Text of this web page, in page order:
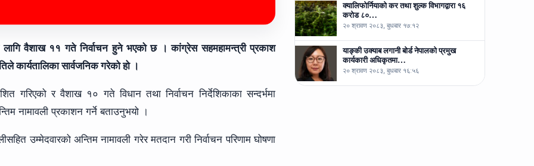
वैशाख ११ गते निर्वाचन हुने भएको छ । कांग्रेस सहमहामन्त्री प्रकाश
कार्यतालिका सार्वजनिक गरेको हो ।
गरिएको र वैशाख १० गते विधान तथा निर्वाचन निर्देशिकाका सन्दर्भमा
नामावली प्रकाशन गर्ने बताउनुभयो ।
उम्मेदवारको अन्तिम नामावली गरेर मतदान गरी निर्वाचन परिणाम घोषणा
क्यालिफोर्नियाको कर तथा शुल्क विभागद्वारा १६
करोड ८०…
२० श्रावण २०८३, बुधबार १७:१२
याङ्की उक्याब लगानी बोर्ड नेपालको प्रमुख
कार्यकारी अधिकृतमा…
२० श्रावण २०८३, बुधबार १६:५६